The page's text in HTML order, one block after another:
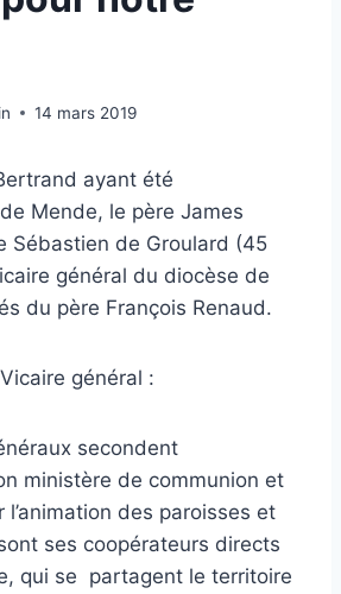
14 mars 2019
ayant été
Mende, le père James
Sébastien de Groulard (45
général du diocèse de
du père François Renaud.
général :
secondent
ministère de communion et
l’animation des paroisses et
ses coopérateurs directs
qui se partagent le territoire